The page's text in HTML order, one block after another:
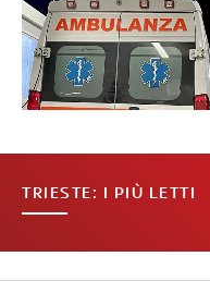
TRIESTE: I PIÙ LETTI